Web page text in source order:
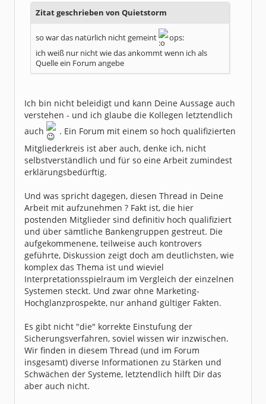
Zitat geschrieben von Quietstorm
so war das natürlich nicht gemeint
ops:
ich weiß nur nicht wie das ankommt wenn ich als
Quelle ein Forum angebe
Ich bin nicht beleidigt und kann Deine Aussage auch
verstehen - und ich glaube die Kollegen letztendlich
auch
. Ein Forum mit einem so hoch qualifizierten
Mitgliederkreis ist aber auch, denke ich, nicht
selbstverständlich und für so eine Arbeit zumindest
erklärungsbedürftig.
Und was spricht dagegen, diesen Thread in Deine
Arbeit mit aufzunehmen ? Fakt ist, die hier
postenden Mitglieder sind definitiv hoch qualifiziert
und über sämtliche Bankengruppen gestreut. Die
aufgekommenene, teilweise auch kontrovers
geführte, Diskussion zeigt doch am deutlichsten, wie
komplex das Thema ist und wieviel
Interpretationsspielraum im Vergleich der einzelnen
Systemen steckt. Und zwar ohne Marketing-
Hochglanzprospekte, nur anhand gültiger Fakten.
Es gibt nicht "die" korrekte Einstufung der
Sicherungsverfahren, soviel wissen wir inzwischen.
Wir finden in diesem Thread (und im Forum
insgesamt) diverse Informationen zu Stärken und
Schwächen der Systeme, letztendlich hilft Dir das
aber auch nicht.